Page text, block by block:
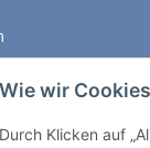
Wie wir
Durch Klicken auf
Vertrag widerrufen